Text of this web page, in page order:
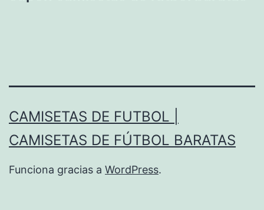
CAMISETAS DE FUTBOL |
CAMISETAS DE FÚTBOL BARATAS
Funciona gracias a WordPress.